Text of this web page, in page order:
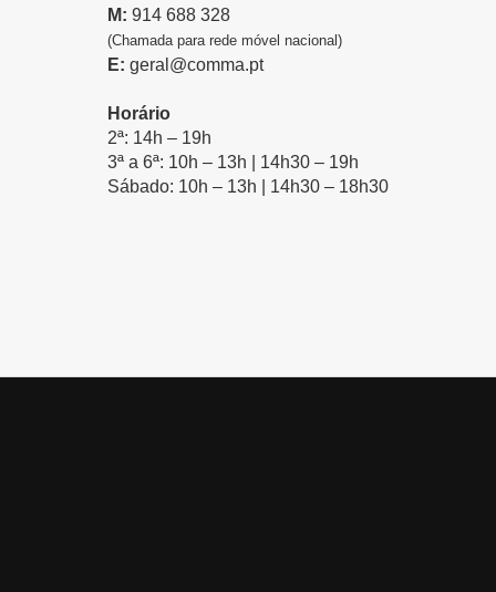
M: 914 688 328
(Chamada para rede móvel nacional)
E: geral@comma.pt
Horário
2ª: 14h – 19h
3ª a 6ª: 10h – 13h | 14h30 – 19h
Sábado: 10h – 13h | 14h30 – 18h30